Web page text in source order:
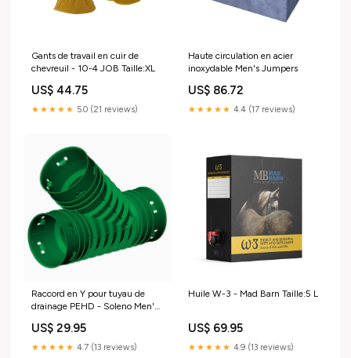
Gants de travail en cuir de
chevreuil - 10-4 JOB Taille:XL
US$ 44.75
★★★★★ 5.0 (21 reviews)
Haute circulation en acier
inoxydable Men's Jumpers
US$ 86.72
★★★★★ 4.4 (17 reviews)
Raccord en Y pour tuyau de
drainage PEHD - Soleno Men's
US$ 29.95
★★★★★ 4.7 (13 reviews)
Huile W-3 - Mad Barn Taille:5 L
US$ 69.95
★★★★★ 4.9 (13 reviews)